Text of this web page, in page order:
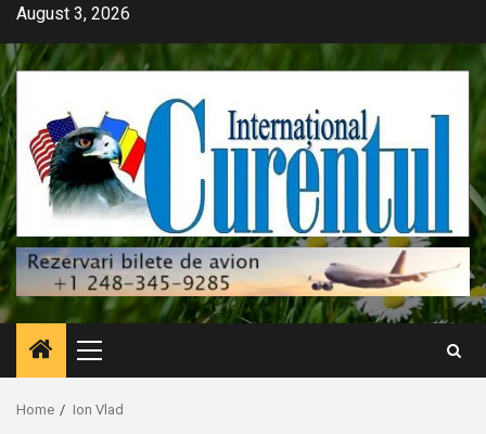
Skip
content
August 3, 2026
Primary
Menu
Home Ion Vlad